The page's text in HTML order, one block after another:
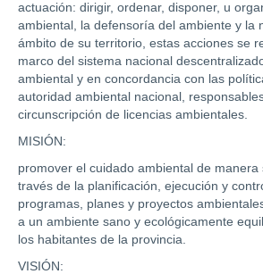
actuación: dirigir, ordenar, disponer, u
ambiental, la defensoría del ambiente y la
ámbito de su territorio, estas acciones se
marco del sistema nacional
ambiental y en concordancia con las
autoridad ambiental nacional,
circunscripción de licencias ambientales.
MISIÓN:
promover el cuidado ambiental de manera
través de la planificación, ejecución y
programas, planes y proyectos
a un ambiente sano y ecológicamente
los habitantes de la provincia.
VISIÓN: